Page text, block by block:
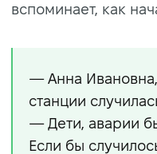
вспоминает, как
— Анна Ивановна,
станции
— Дети, аварии
Если бы